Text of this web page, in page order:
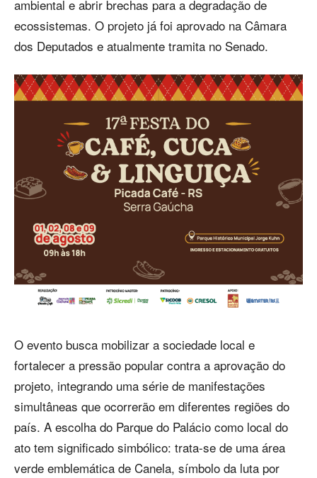
ambiental e abrir brechas para a degradação de
ecossistemas. O projeto já foi aprovado na Câmara
dos Deputados e atualmente tramita no Senado.
O evento busca mobilizar a sociedade local e
fortalecer a pressão popular contra a aprovação do
projeto, integrando uma série de manifestações
simultâneas que ocorrerão em diferentes regiões do
país. A escolha do Parque do Palácio como local do
ato tem significado simbólico: trata-se de uma área
verde emblemática de Canela, símbolo da luta por